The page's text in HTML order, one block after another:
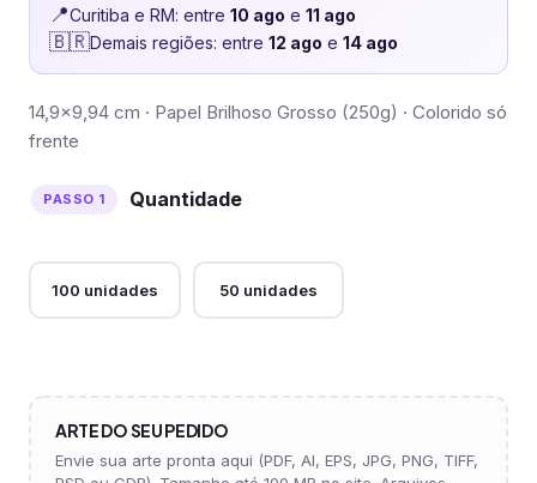
📍Curitiba e RM: entre 10 ago e 11 ago
🇧🇷Demais regiões: entre 12 ago e 14 ago
14,9×9,94 cm · Papel Brilhoso Grosso (250g) · Colorido só
frente
Quantidade
100 unidades 50 unidades
ARTE DO SEU PEDIDO
Envie sua arte pronta aqui (PDF, AI, EPS, JPG, PNG, TIFF,